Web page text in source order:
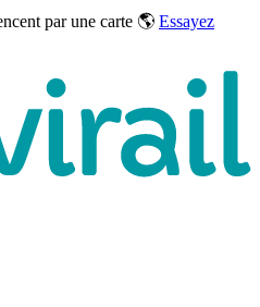
par une carte 🌎 Essayez